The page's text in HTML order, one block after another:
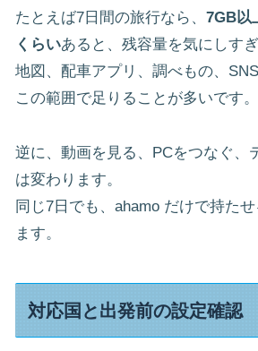
たとえば7日間の旅行なら、 7GB以
くらいあると、残容量を気にしす
地図、配車アプリ、調べもの、
この範囲で足りることが多いです。
逆に、動画を見る、PCをつなぐ、
は変わります。
同じ7日でも、ahamo だけで持た
ます。
対応国と出発前の設定確認